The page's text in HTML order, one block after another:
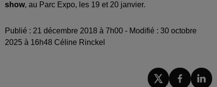
show, au Parc Expo, les 19 et 20 janvier.
Publié : 21 décembre 2018 à 7h00 - Modifié : 30 octobre
2025 à 16h48 Céline Rinckel